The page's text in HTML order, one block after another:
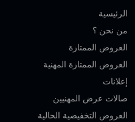
الرئيسية
من نحن ؟
العروض الممتازة
العروض الممتازة المهنية‎
إعلانات
صالات عرض المهنيين
العروض التخفيضية الحالية